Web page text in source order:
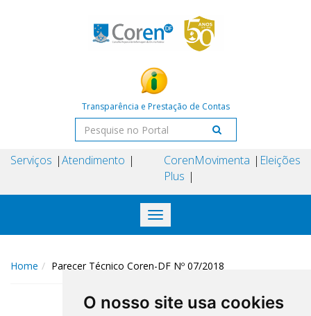
O nosso site usa cookies
Transparência e Prestação de Contas
Serviços Atendimento
Coren
Plus
Movimenta Eleições
Toggle
navigation
Home Parecer Técnico Coren-DF Nº 07/2018